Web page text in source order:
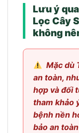
Lưu ý
Lọc Cây
không
Mặc dù
an toàn,
hợp và đối
tham khảo
bệnh nền
bảo an